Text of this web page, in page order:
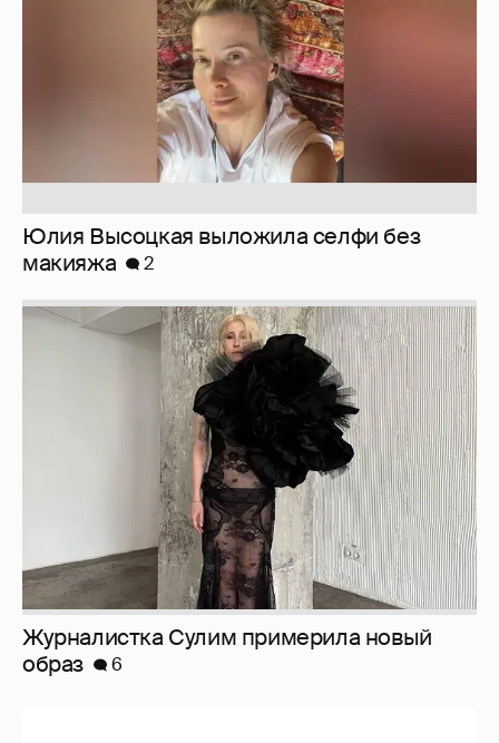
Юлия Высоцкая выложила селфи без
макияжа
2
Журналистка Сулим примерила новый
образ
6